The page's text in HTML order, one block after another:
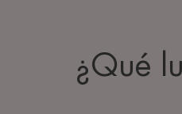
¿Qué